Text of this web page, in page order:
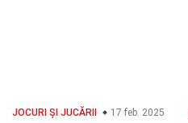
JOCURI ȘI JUCĂRII 17 feb. 2025